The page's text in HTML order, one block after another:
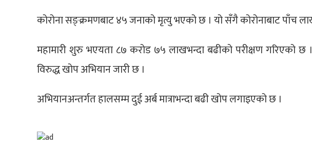
कोरोना सङ्क्रमणबाट ४५ जनाको मृत्यु भएको छ । यो सँगै कोरोनाबाट पाँच
महामारी शुरु भएयता ८७ करोड ७५ लाखभन्दा बढीको परीक्षण गरिएको
विरुद्ध खोप अभियान जारी छ ।
अभियानअन्तर्गत हालसम्म दुई अर्ब मात्राभन्दा बढी खोप लगाइएको छ ।